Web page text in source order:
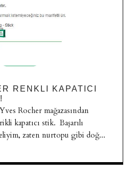
RENKLI KAPATICI
Rocher mağazasından
kapatıcı stik. Başarılı
zaten nurtopu gibi doğ...